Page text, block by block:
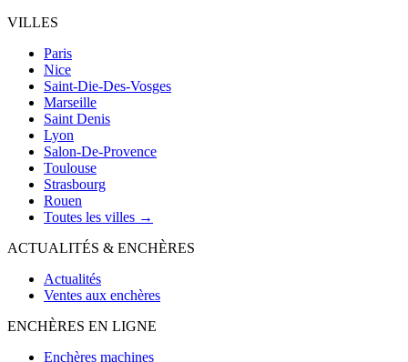
VILLES
Paris
Nice
Saint-Die-Des-Vosges
Marseille
Saint Denis
Lyon
Salon-De-Provence
Toulouse
Strasbourg
Rouen
Toutes les villes →
ACTUALITÉS & ENCHÈRES
Actualités
Ventes aux enchères
ENCHÈRES EN LIGNE
Enchères machines